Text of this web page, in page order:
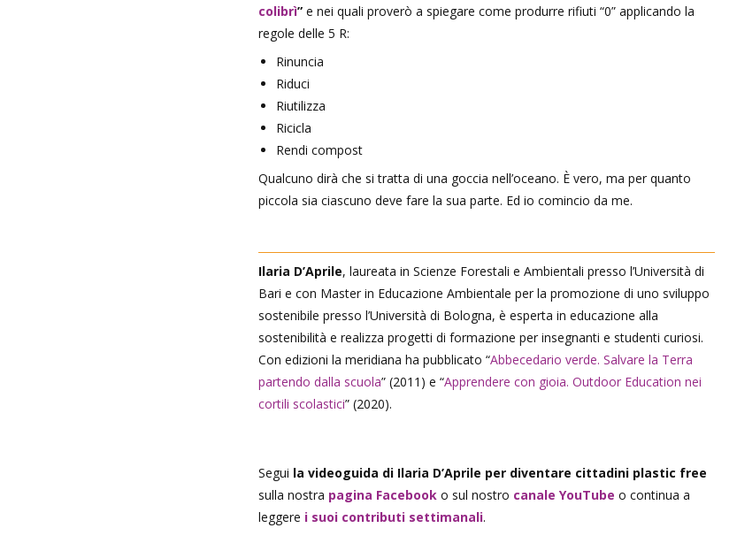
colibrì” e nei quali proverò a spiegare come produrre rifiuti “0” applicando la
regole delle 5 R:
Rinuncia
Riduci
Riutilizza
Ricicla
Rendi compost
Qualcuno dirà che si tratta di una goccia nell’oceano. È vero, ma per quanto
piccola sia ciascuno deve fare la sua parte. Ed io comincio da me.
Ilaria D’Aprile, laureata in Scienze Forestali e Ambientali presso l’Università di
Bari e con Master in Educazione Ambientale per la promozione di uno sviluppo
sostenibile presso l’Università di Bologna, è esperta in educazione alla
sostenibilità e realizza progetti di formazione per insegnanti e studenti curiosi.
Con edizioni la meridiana ha pubblicato “Abbecedario verde. Salvare la Terra
partendo dalla scuola” (2011) e “Apprendere con gioia. Outdoor Education nei
cortili scolastici” (2020).
Segui la videoguida di Ilaria D’Aprile per diventare cittadini plastic free
sulla nostra pagina Facebook o sul nostro canale YouTube o continua a
leggere i suoi contributi settimanali.